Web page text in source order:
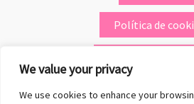
We value your privacy
We use cookies to enhance your
Política de